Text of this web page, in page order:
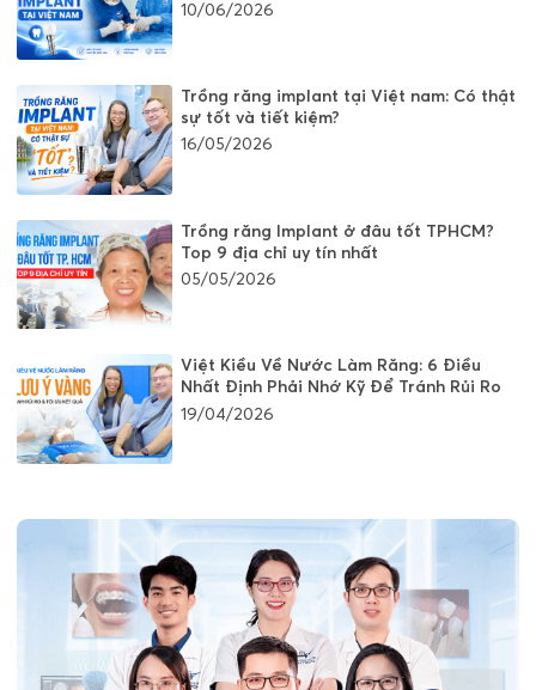
10/06/2026
Trồng răng implant tại Việt nam: Có thật
sự tốt và tiết kiệm?
16/05/2026
Trồng răng Implant ở đâu tốt TPHCM?
Top 9 địa chỉ uy tín nhất
05/05/2026
Việt Kiều Về Nước Làm Răng: 6 Điều
Nhất Định Phải Nhớ Kỹ Để Tránh Rủi Ro
19/04/2026